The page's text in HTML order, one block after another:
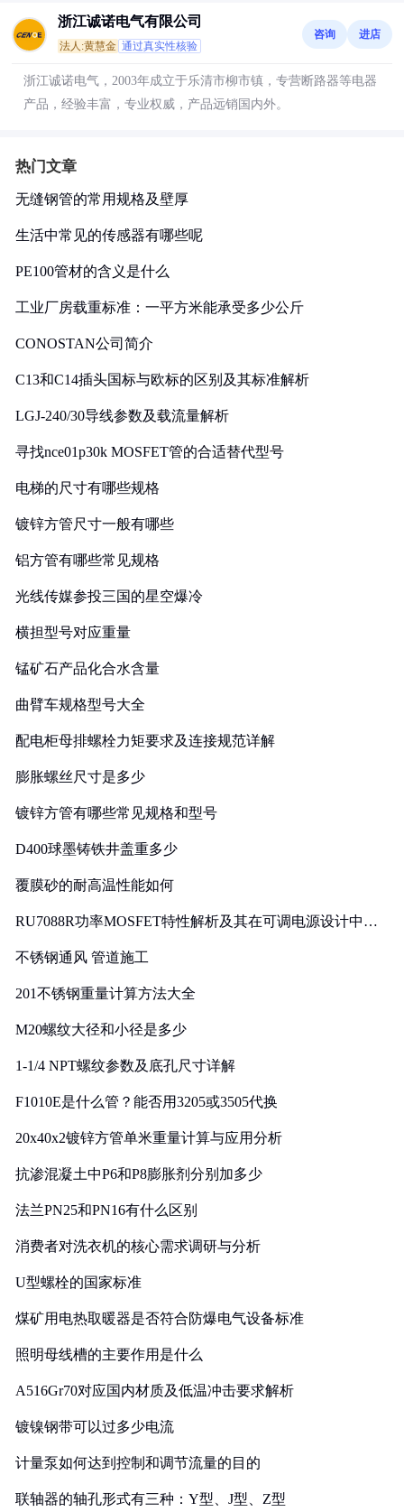
浙江诚诺电气有限公司
法人:黄慧金 通过真实性核验
咨询 进店
浙江诚诺电气，2003年成立于乐清市柳市镇，专营断路器等电器
产品，经验丰富，专业权威，产品远销国内外。
热门文章
无缝钢管的常用规格及壁厚
生活中常见的传感器有哪些呢
PE100管材的含义是什么
工业厂房载重标准：一平方米能承受多少公斤
CONOSTAN公司简介
C13和C14插头国标与欧标的区别及其标准解析
LGJ-240/30导线参数及载流量解析
寻找nce01p30k MOSFET管的合适替代型号
电梯的尺寸有哪些规格
镀锌方管尺寸一般有哪些
铝方管有哪些常见规格
光线传媒参投三国的星空爆冷
横担型号对应重量
锰矿石产品化合水含量
曲臂车规格型号大全
配电柜母排螺栓力矩要求及连接规范详解
膨胀螺丝尺寸是多少
镀锌方管有哪些常见规格和型号
D400球墨铸铁井盖重多少
覆膜砂的耐高温性能如何
RU7088R功率MOSFET特性解析及其在可调电源设计中的
不锈钢通风 管道施工
201不锈钢重量计算方法大全
M20螺纹大径和小径是多少
1-1/4 NPT螺纹参数及底孔尺寸详解
F1010E是什么管？能否用3205或3505代换
20x40x2镀锌方管单米重量计算与应用分析
抗渗混凝土中P6和P8膨胀剂分别加多少
法兰PN25和PN16有什么区别
消费者对洗衣机的核心需求调研与分析
U型螺栓的国家标准
煤矿用电热取暖器是否符合防爆电气设备标准
照明母线槽的主要作用是什么
A516Gr70对应国内材质及低温冲击要求解析
镀镍钢带可以过多少电流
计量泵如何达到控制和调节流量的目的
联轴器的轴孔形式有三种：Y型、J型、Z型